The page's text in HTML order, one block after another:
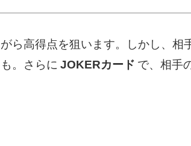
ら高得点を狙います。しかし、相
。さらに JOKERカード で、相手